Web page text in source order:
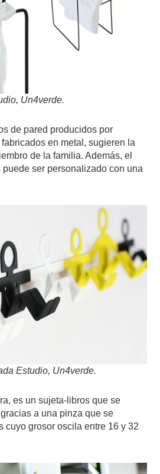
Un4verde.
de pared producidos por
en metal, sugieren la
de la familia. Además, el
ser personalizado con una
Estudio, Un4verde.
es un sujeta-libros que se
a una pinza que se
cuyo grosor oscila entre 16 y 32